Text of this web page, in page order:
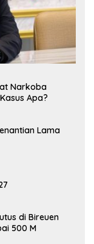
Narkoba
Apa?
Lama
di Bireuen
500 M